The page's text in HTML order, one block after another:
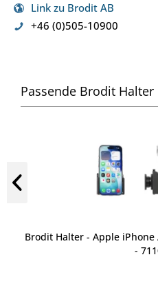
Link zu Brodit AB
+46 (0)505-10900
Passende Brodit Halter
Brodit Halter - Apple iPhone
-